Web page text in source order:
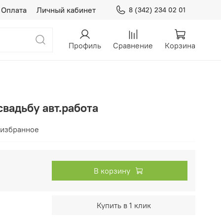
Оплата Личный кабинет 8 (342) 234 02 01
Профиль Сравнение Корзина
авт.работа
В корзину
Купить в 1 клик